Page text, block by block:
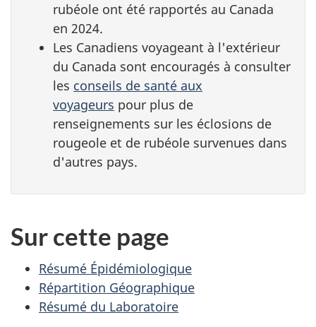
rubéole ont été rapportés au Canada
en 2024.
Les Canadiens voyageant à l'extérieur
du Canada sont encouragés à consulter
les conseils de santé aux
voyageurs pour plus de
renseignements sur les éclosions de
rougeole et de rubéole survenues dans
d'autres pays.
Sur cette page
Résumé Épidémiologique
Répartition Géographique
Résumé du Laboratoire